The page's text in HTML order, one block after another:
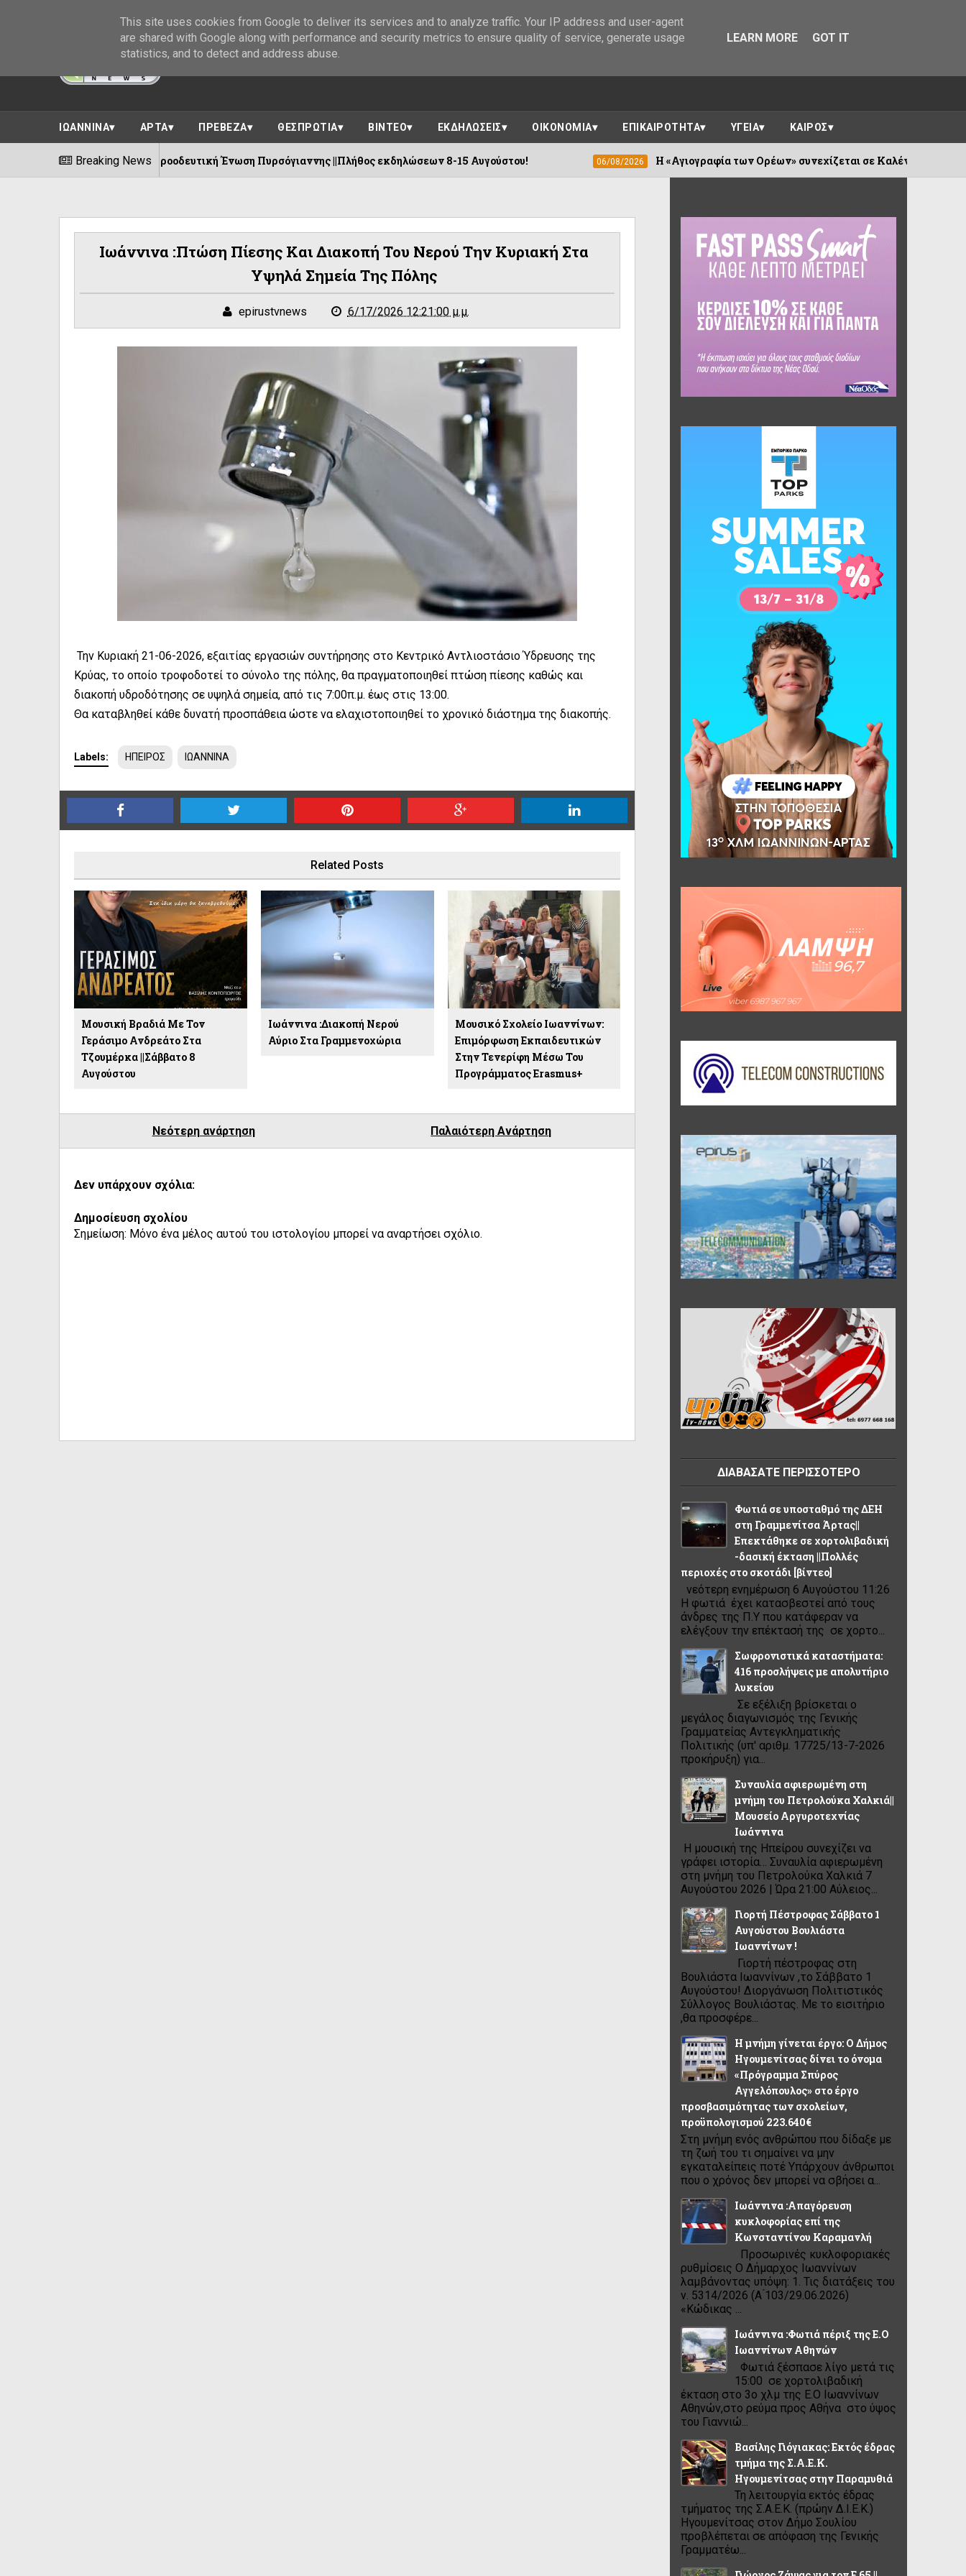
ΙΩΑΝΝΙΝΑ ΑΡΤΑ ΠΡΕΒΕΖΑ ΘΕΣΠΡΩΤΙΑ ΒΙΝΤΕΟ ΕΚΔΗΛΩΣΕΙΣ ΟΙΚΟΝΟΜΙΑ ΕΠΙΚΑΙΡΟΤΗΤΑ ΥΓΕΙΑ ΚΑΙΡΟΣ
Breaking News
100 χρόνια Προοδευτική Ένωση Πυρσόγιαννης ||Πλήθος εκδηλώσεων 8-15 Αυγούστου! 06/08/2026 Η «Αγιογραφία των Ορέων» συνεχίζεται σε Καλέντζι και Χουλιαράδες
Ιωάννινα :Πτώση Πίεσης Και Διακοπή Του Νερού Την Κυριακή Στα
Υψηλά Σημεία Της Πόλης
epirustvnews 6/17/2026 12:21:00 μ.μ.
Την Κυριακή 21-06-2026, εξαιτίας εργασιών συντήρησης στο Κεντρικό Αντλιοστάσιο Ύδρευσης της
Κρύας, το οποίο τροφοδοτεί το σύνολο της πόλης, θα πραγματοποιηθεί πτώση πίεσης καθώς και
διακοπή υδροδότησης σε υψηλά σημεία, από τις 7:00π.μ. έως στις 13:00.
Θα καταβληθεί κάθε δυνατή προσπάθεια ώστε να ελαχιστοποιηθεί το χρονικό διάστημα της διακοπής.
Labels: ΗΠΕΙΡΟΣ ΙΩΑΝΝΙΝΑ
Related Posts
Μουσική Βραδιά Με Τον
Γεράσιμο Ανδρεάτο Στα
Τζουμέρκα ||Σάββατο 8
Αυγούστου
Ιωάννινα :Διακοπή Νερού
Αύριο Στα Γραμμενοχώρια
Μουσικό Σχολείο Ιωαννίνων:
Επιμόρφωση Εκπαιδευτικών
Στην Τενερίφη Μέσω Του
Προγράμματος Erasmus+
Νεότερη ανάρτηση Παλαιότερη Ανάρτηση
Δεν υπάρχουν σχόλια:
Δημοσίευση σχολίου
Σημείωση: Μόνο ένα μέλος αυτού του ιστολογίου μπορεί να αναρτήσει σχόλιο.
ΔΙΑΒΑΣΑΤΕ ΠΕΡΙΣΣΟΤΕΡΟ
Φωτιά σε υποσταθμό της ΔΕΗ
στη Γραμμενίτσα Άρτας||
Επεκτάθηκε σε χορτολιβαδική
-δασική έκταση ||Πολλές
περιοχές στο σκοτάδι [βίντεο]
νεότερη ενημέρωση 6 Αυγούστου 11:26
Η φωτιά έχει κατασβεστεί από τους
άνδρες της Π.Υ που κατάφεραν να
ελέγξουν την επέκτασή της σε χορτο...
Σωφρονιστικά καταστήματα:
416 προσλήψεις με απολυτήριο
λυκείου
Σε εξέλιξη βρίσκεται ο
μεγάλος διαγωνισμός της Γενικής
Γραμματείας Αντεγκληματικής
Πολιτικής (υπ' αριθμ. 17725/13-7-2026
προκήρυξη) για...
Συναυλία αφιερωμένη στη
μνήμη του Πετρολούκα Χαλκιά||
Μουσείο Αργυροτεχνίας
Ιωάννινα
Η μουσική της Ηπείρου συνεχίζει να
γράφει ιστορία… Συναυλία αφιερωμένη
στη μνήμη του Πετρολούκα Χαλκιά 7
Αυγούστου 2026 | Ώρα 21:00 Αύλειος...
Γιορτή Πέστροφας Σάββατο 1
Αυγούστου Βουλιάστα
Ιωαννίνων !
Γιορτή πέστροφας στη
Βουλιάστα Ιωαννίνων ,το Σάββατο 1
Αυγούστου! Διοργάνωση Πολιτιστικός
Σύλλογος Βουλιάστας. Με το εισιτήριο
,θα προσφέρε...
Η μνήμη γίνεται έργο: Ο Δήμος
Ηγουμενίτσας δίνει το όνομα
«Πρόγραμμα Σπύρος
Αγγελόπουλος» στο έργο
προσβασιμότητας των σχολείων,
προϋπολογισμού 223.640€
Στη μνήμη ενός ανθρώπου που δίδαξε με
τη ζωή του τι σημαίνει να μην
εγκαταλείπεις ποτέ Υπάρχουν άνθρωποι
που ο χρόνος δεν μπορεί να σβήσει α...
Ιωάννινα :Απαγόρευση
κυκλοφορίας επί της
Κωνσταντίνου Καραμανλή
Προσωρινές κυκλοφοριακές
ρυθμίσεις Ο Δήμαρχος Ιωαννίνων
λαμβάνοντας υπόψη: 1. Τις διατάξεις του
ν. 5314/2026 (Α ́103/29.06.2026)
«Κώδικας ...
Ιωάννινα :Φωτιά πέριξ της Ε.Ο
Ιωαννίνων Αθηνών
Φωτιά ξέσπασε λίγο μετά τις
15:00 σε χορτολιβαδική
έκταση στο 3ο χλμ της Ε.Ο Ιωαννίνων
Αθηνών,στο ρεύμα προς Αθήνα στο ύψος
του Γιαννιώ...
Βασίλης Γιόγιακας: Εκτός έδρας
τμήμα της Σ.Α.Ε.Κ.
Ηγουμενίτσας στην Παραμυθιά
Τη λειτουργία εκτός έδρας
τμήματος της Σ.Α.Ε.Κ. (πρώην Δ.Ι.Ε.Κ.)
Ηγουμενίτσας στον Δήμο Σουλίου
προβλέπεται σε απόφαση της Γενικής
Γραμματέω...
This site uses cookies from Google to deliver its services and to analyze traffic. Your IP address and user-agent
are shared with Google along with performance and security metrics to ensure quality of service, generate usage
statistics, and to detect and address abuse.
LEARN MORE GOT IT